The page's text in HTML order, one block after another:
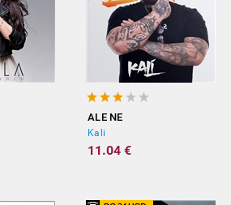
ALE NE
Kali
11.04 €